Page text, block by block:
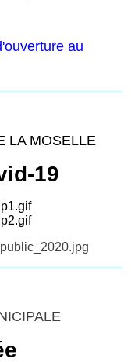
au
LA MOSELLE
19